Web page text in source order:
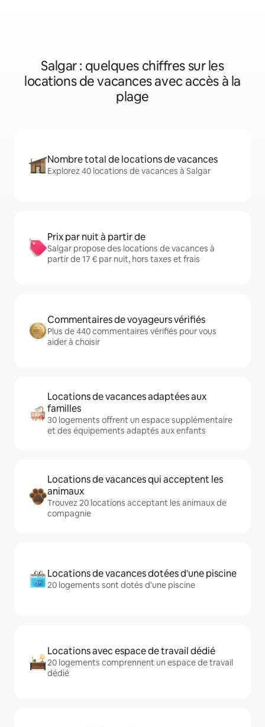
Salgar : quelques chiffres sur les
locations de vacances avec accès à la
plage
Nombre total de locations de vacances
Explorez 40 locations de vacances à Salgar
Prix par nuit à partir de
Salgar propose des locations de vacances à
partir de 17 € par nuit, hors taxes et frais
Commentaires de voyageurs vérifiés
Plus de 440 commentaires vérifiés pour vous
aider à choisir
Locations de vacances adaptées aux
familles
30 logements offrent un espace supplémentaire
et des équipements adaptés aux enfants
Locations de vacances qui acceptent les
animaux
Trouvez 20 locations acceptant les animaux de
compagnie
Locations de vacances dotées d'une piscine
20 logements sont dotés d'une piscine
Locations avec espace de travail dédié
20 logements comprennent un espace de travail
dédié